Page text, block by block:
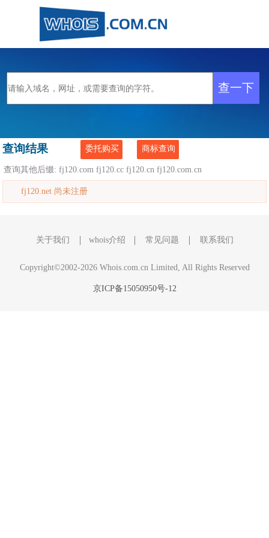
查询结果 委托购买 商标查询
查询其他后缀:fj120.com fj120.cc fj120.cn fj120.com.cn
fj120.net 尚未注册
关于我们 whois介绍 常见问题 联系我们
Copyright©2002-2026 Whois.com.cn Limited, All Rights Reserved
京ICP备15050950号-12